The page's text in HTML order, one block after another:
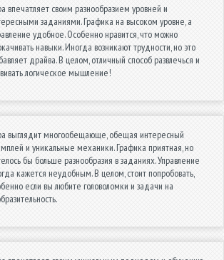
впечатляет своим разнообразием уровней и
заданиями. Графика на высоком уровне, а
удобное. Особенно нравится, что можно
навыки. Иногда возникают трудности, но это
драйва. В целом, отличный способ развлечься и
логическое мышление!
выглядит многообещающе, обещая интересный
и уникальные механики. Графика приятная, но
бы больше разнообразия в заданиях. Управление
кажется неудобным. В целом, стоит попробовать,
если вы любите головоломки и задачи на